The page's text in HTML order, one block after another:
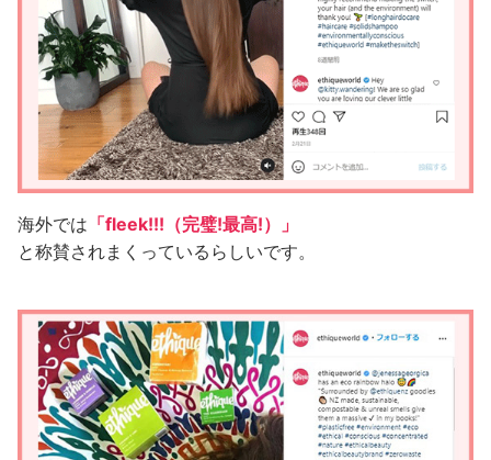
海外では 「fleek!!!（完璧!最高!）」
と称賛されまくっているらしいです。